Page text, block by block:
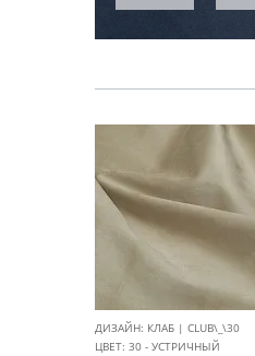
ДИЗАЙН: КЛАБ | CLUB\_\30
ЦВЕТ: 30 - УСТРИЧНЫЙ